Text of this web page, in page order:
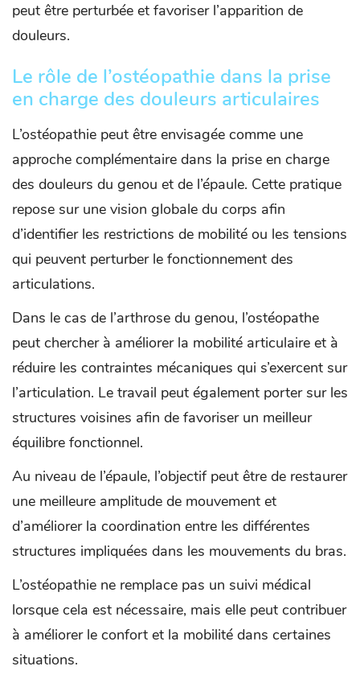
peut être perturbée et favoriser l’apparition de
douleurs.
Le rôle de l’ostéopathie dans la prise
en charge des douleurs articulaires
L’ostéopathie peut être envisagée comme une
approche complémentaire dans la prise en charge
des douleurs du genou et de l’épaule. Cette pratique
repose sur une vision globale du corps afin
d’identifier les restrictions de mobilité ou les tensions
qui peuvent perturber le fonctionnement des
articulations.
Dans le cas de l’arthrose du genou, l’ostéopathe
peut chercher à améliorer la mobilité articulaire et à
réduire les contraintes mécaniques qui s’exercent sur
l’articulation. Le travail peut également porter sur les
structures voisines afin de favoriser un meilleur
équilibre fonctionnel.
Au niveau de l’épaule, l’objectif peut être de restaurer
une meilleure amplitude de mouvement et
d’améliorer la coordination entre les différentes
structures impliquées dans les mouvements du bras.
L’ostéopathie ne remplace pas un suivi médical
lorsque cela est nécessaire, mais elle peut contribuer
à améliorer le confort et la mobilité dans certaines
situations.